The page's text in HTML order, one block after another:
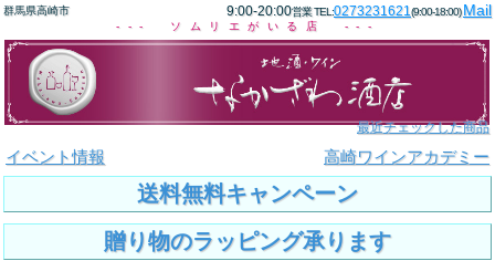
群馬県高崎市 9:00-20:00営業 TEL:0273231621(9:00-18:00)Mail
--- ソムリエがいる店 ---
最近チェックした商品
イベント情報 高崎ワインアカデミー
送料無料キャンペーン
贈り物のラッピング承ります